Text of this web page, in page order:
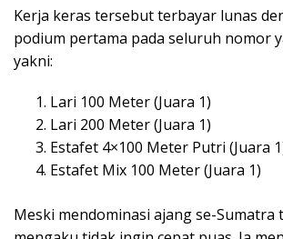
Kerja keras tersebut terbayar lunas
podium pertama pada seluruh nomor
yakni:
Lari 100 Meter (Juara 1)
Lari 200 Meter (Juara 1)
Estafet 4×100 Meter Putri (Juara
Estafet Mix 100 Meter (Juara 1)
Meski mendominasi ajang se-Sumatra